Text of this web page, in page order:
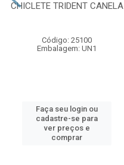
CHICLETE TRIDENT CANELA
Código: 25100
Embalagem: UN1
Faça seu login ou
cadastre-se para
ver preços e
comprar